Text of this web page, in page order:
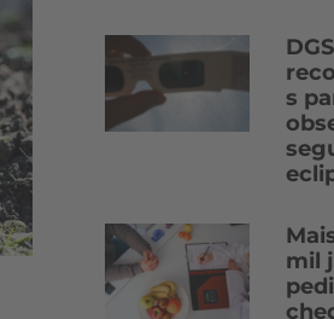
s
mil